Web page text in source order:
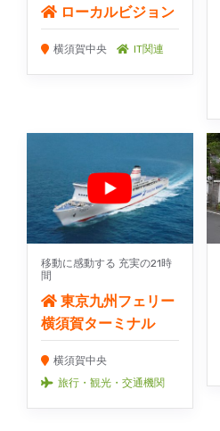
ローカルビジョン
横須賀中央 IT関連
移動に感動する 充実の21時
間
東京九州フェリー
横須賀ターミナル
横須賀中央
旅行・観光・交通機関